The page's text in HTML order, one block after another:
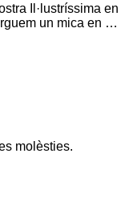
Il·lustríssima en
un mica en …
molèsties.